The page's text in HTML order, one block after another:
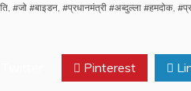
, #जो #बाइडन, #प्रधानमंत्री #अब्दुल्ला #हमदोक,
Pinterest